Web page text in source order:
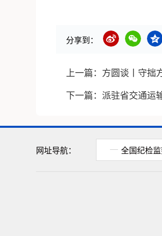
分享到：
上一篇： 方圆谈丨守拙
下一篇： 派驻省交通运
网址导航： 全国纪检